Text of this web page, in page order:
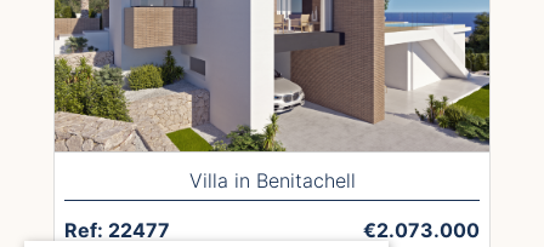
Villa in Benitachell
Ref: 22477 €2.073.000